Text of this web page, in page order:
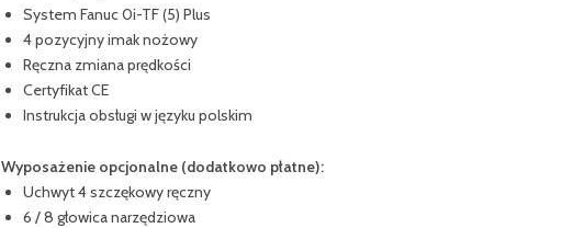
System Fanuc 0i-TF (5) Plus
4 pozycyjny imak nożowy
Ręczna zmiana prędkości
Certyfikat CE
Instrukcja obsługi w języku polskim
Wyposażenie opcjonalne (dodatkowo płatne):
Uchwyt 4 szczękowy ręczny
6 / 8 głowica narzędziowa